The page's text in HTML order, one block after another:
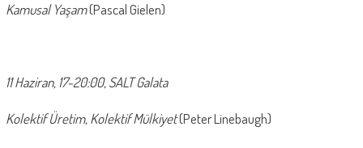
Kamusal Yaşam(Pascal Gielen)
11 Haziran, 17-20:00, SALT Galata
Kolektif Üretim, Kolektif Mülkiyet(Peter Linebaugh)